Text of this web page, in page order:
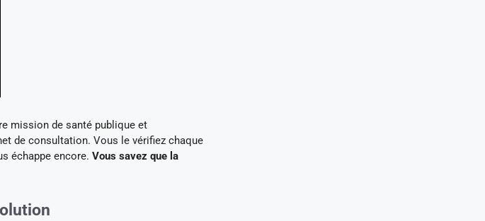
mission de santé publique et
de consultation. Vous le vérifiez chaque
échappe encore. Vous savez que la